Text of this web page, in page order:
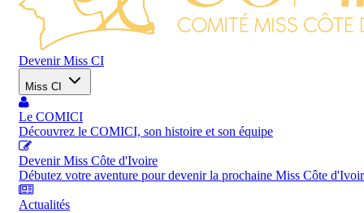
Devenir Miss CI
Miss CI
Le COMICI
Découvrez le COMICI, son histoire et son équipe
Devenir Miss Côte d'Ivoire
Débutez votre aventure pour devenir la prochaine Miss Côte
Actualités